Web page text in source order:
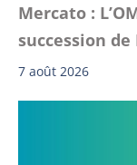
Mercato :
succession de
7 août 2026